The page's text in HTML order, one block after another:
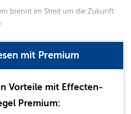
brennt im Streit um die Zukunft
mit Premium
Vorteile mit Effecten-
Premium: